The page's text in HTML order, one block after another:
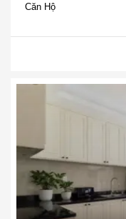
Căn Hộ